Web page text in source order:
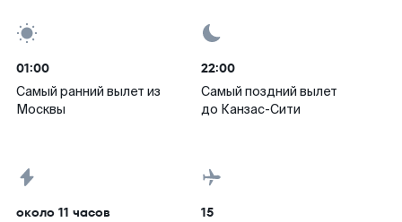
01:00
Самый ранний вылет из
Москвы
22:00
Самый поздний вылет
до Канзас-Сити
около 11 часов 15